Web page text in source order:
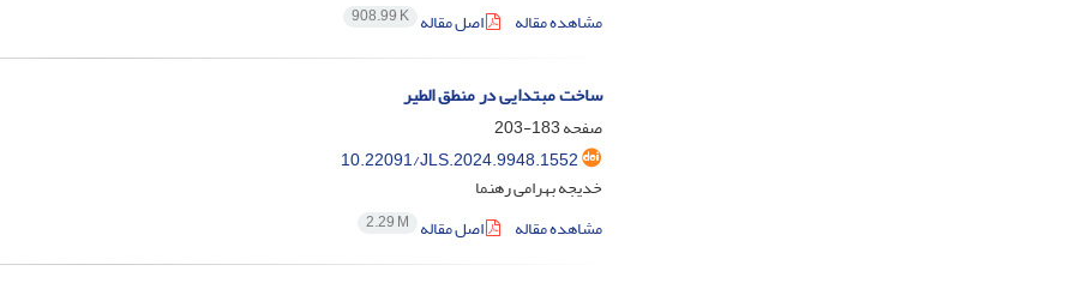
مشاهده مقاله
اصل مقاله 908.99 K
ساخت مبتدایی در منطق الطیر
صفحه183-203
10.22091/JLS.2024.9948.1552
خدیجه بهرامی رهنما
مشاهده مقاله
اصل مقاله 2.29 M